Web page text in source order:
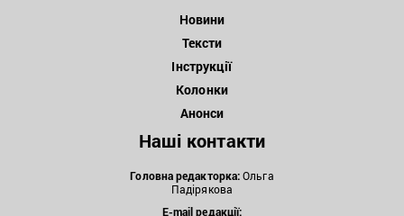
Новини
Тексти
Інструкції
Колонки
Анонси
Наші контакти
Головна редакторка:Ольга
Падірякова
E-mail редакції: